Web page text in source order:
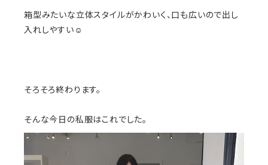
箱型みたいな立体スタイルがかわいく、口も広いので出し
入れしやすい☺︎
そろそろ終わります。
そんな今日の私服はこれでした。